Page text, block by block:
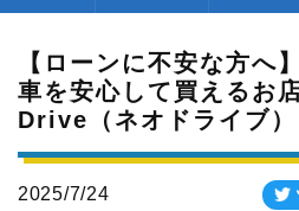
【ローンに不安な方へ
車を安心して買えるお
Drive（ネオドライブ）
2025/7/24